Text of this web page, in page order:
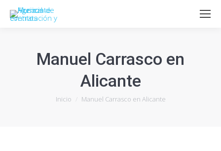
Manuel Carrasco en
Alicante
Estás aquí:
Inicio Manuel Carrasco en Alicante